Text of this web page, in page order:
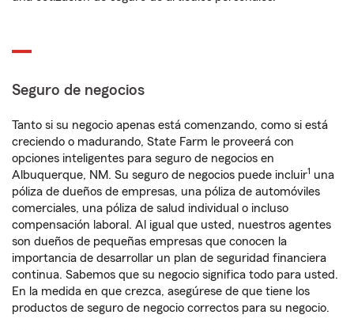
Seguro de negocios
Tanto si su negocio apenas está comenzando, como si está
creciendo o madurando, State Farm le proveerá con
opciones inteligentes para seguro de negocios en
Albuquerque, NM. Su seguro de negocios puede incluir1 una
póliza de dueños de empresas, una póliza de automóviles
comerciales, una póliza de salud individual o incluso
compensación laboral. Al igual que usted, nuestros agentes
son dueños de pequeñas empresas que conocen la
importancia de desarrollar un plan de seguridad financiera
continua. Sabemos que su negocio significa todo para usted.
En la medida en que crezca, asegúrese de que tiene los
productos de seguro de negocio correctos para su negocio.